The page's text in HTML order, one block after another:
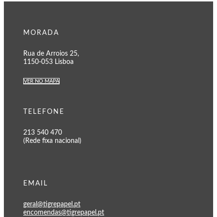
MORADA
Rua de Arroios 25,
1150-053 Lisboa
VER NO MAPA
TELEFONE
213 540 470
(Rede fixa nacional)
EMAIL
geral@tigrepapel.pt
encomendas@tigrepapel.pt